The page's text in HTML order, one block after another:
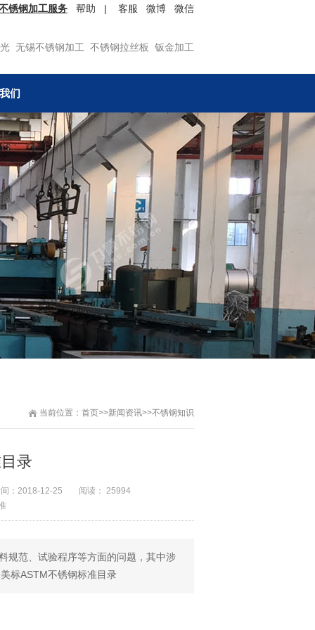
锈钢加工服务 帮助 | 客服 微博 微信
无锡不锈钢加工 不锈钢拉丝板 钣金加工
们
当前位置： 首页>>新闻资讯>>不锈钢知识
录
： 2018-12-25
阅读： 25994
规范、试验程序等方面的问题，其中涉
标ASTM不锈钢标准目录